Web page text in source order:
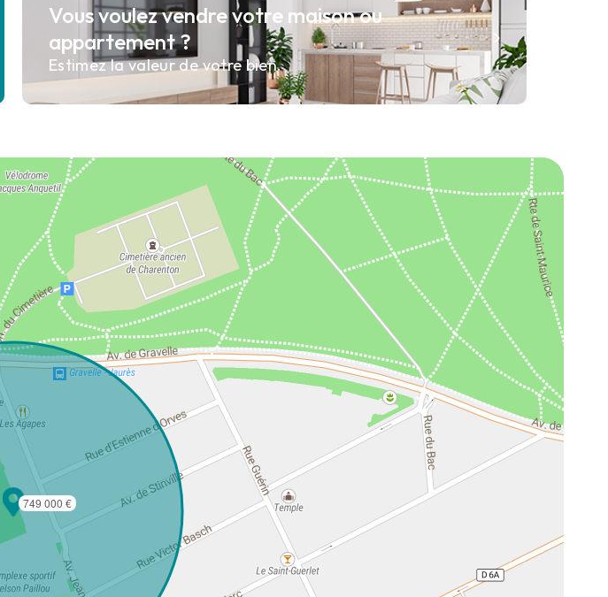
Vous voulez vendre votre maison ou
appartement ?
Estimez la valeur de votre bien.
749 000 €